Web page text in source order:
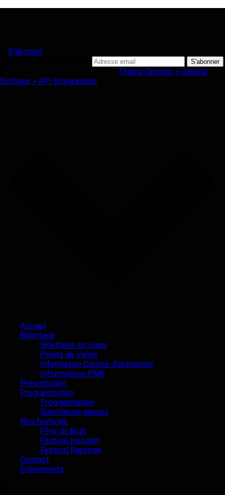
S'abonner
Theme Options > General
Settings > API Integrations
Accueil
Billetterie
Billetterie en Ligne
Points de Vente
Information Comité d’entreprise
Informations PMR
Présentation
Programmation
Programmation
Spectacles passés
Nos festivals
Fête du Bruit
Festival Insolent
Festival Raptown
Contact
Événements